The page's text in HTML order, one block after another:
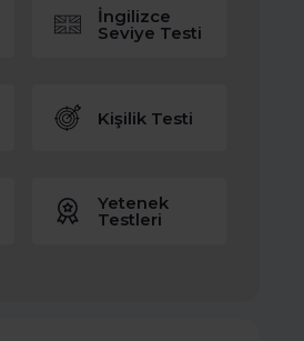
İngilizce
Seviye Testi
Kişilik Testi
Yetenek
Testleri